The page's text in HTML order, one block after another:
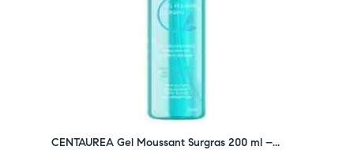
CENTAUREA Gel Moussant Surgras 200 ml –...